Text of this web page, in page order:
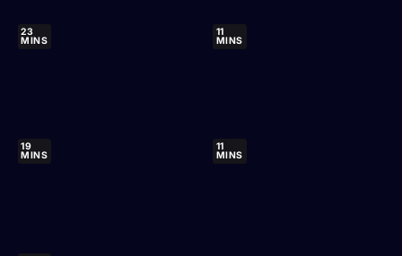
23
MINS
11
MINS
19
MINS
11
MINS